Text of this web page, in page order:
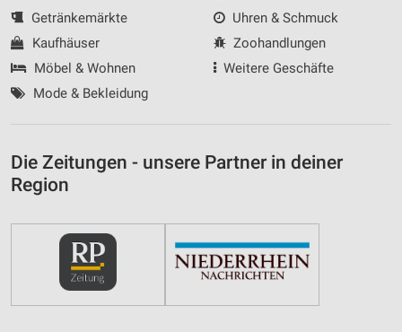
Getränkemärkte
Kaufhäuser
Möbel & Wohnen
Mode & Bekleidung
Uhren & Schmuck
Zoohandlungen
Weitere Geschäfte
Die Zeitungen - unsere Partner in deiner
Region